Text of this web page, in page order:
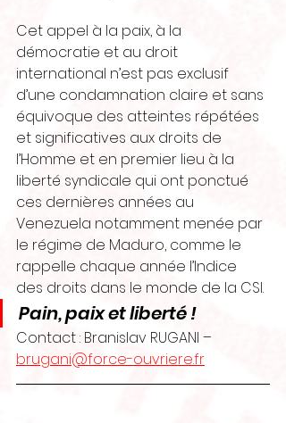
Cet appel à la paix, à la
démocratie et au droit
international n’est pas exclusif
d’une condamnation claire et sans
équivoque des atteintes répétées
et significatives aux droits de
l’Homme et en premier lieu à la
liberté syndicale qui ont ponctué
ces dernières années au
Venezuela notamment menée par
le régime de Maduro, comme le
rappelle chaque année l’Indice
des droits dans le monde de la CSI.
Pain, paix et liberté !
Contact : Branislav RUGANI –
brugani@force-ouvriere.fr